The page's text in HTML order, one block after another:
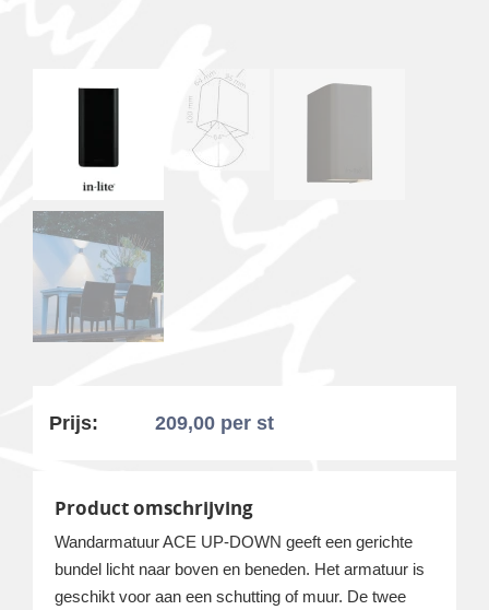
Prijs: 209,00 per st
Product omschrijving
Wandarmatuur ACE UP-DOWN geeft een gerichte
bundel licht naar boven en beneden. Het armatuur is
geschikt voor aan een schutting of muur. De twee